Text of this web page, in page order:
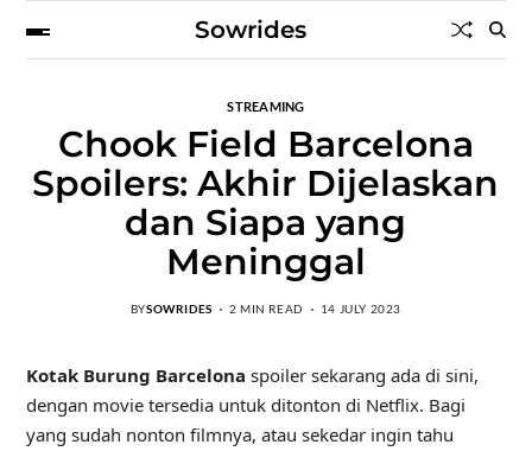
Sowrides
STREAMING
Chook Field Barcelona
Spoilers: Akhir Dijelaskan
dan Siapa yang
Meninggal
BYSOWRIDES 2 MIN READ 14 JULY 2023
Kotak Burung Barcelona spoiler sekarang ada di sini,
dengan movie tersedia untuk ditonton di Netflix. Bagi
yang sudah nonton filmnya, atau sekedar ingin tahu